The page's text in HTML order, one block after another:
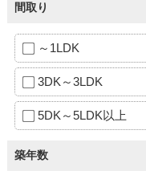
間取り
～1LDK
3DK～3LDK
5DK～5LDK以上
築年数